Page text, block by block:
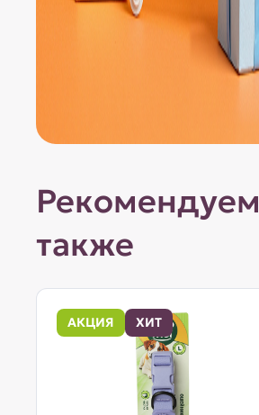
Рекомендуем
также
АКЦИЯ ХИТ